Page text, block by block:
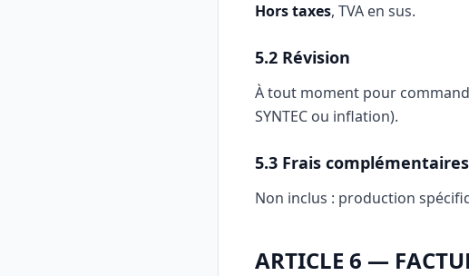
Hors taxes, TVA en sus.
5.2 Révision
À tout moment pour
SYNTEC ou inflation).
5.3 Frais complémentaires
Non inclus : production
ARTICLE 6 —